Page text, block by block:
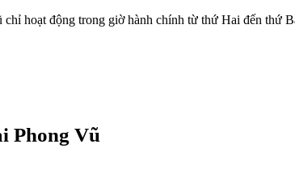
hoạt động trong giờ hành chính từ thứ Hai đến thứ
Phong Vũ